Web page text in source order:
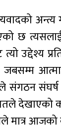
अन्त्य
छ त्यसलाई
उद्देश्य
संघर्ष
देखाएको
मात्र